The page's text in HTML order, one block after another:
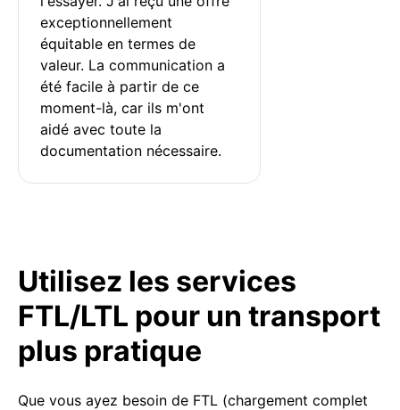
exceptionnellement
équitable en termes de
valeur. La communication a
été facile à partir de ce
moment-là, car ils m'ont
aidé avec toute la
documentation nécessaire.
Utilisez les services
FTL/LTL pour un transport
plus pratique
Que vous ayez besoin de FTL (chargement complet